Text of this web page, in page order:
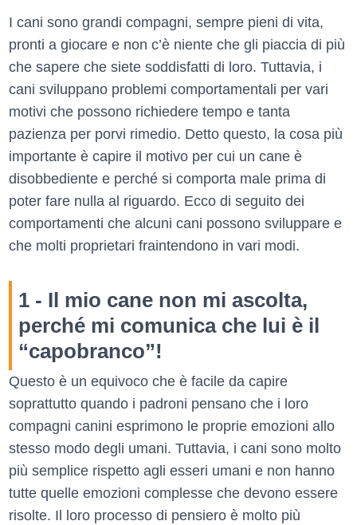
I cani sono grandi compagni, sempre pieni di vita,
pronti a giocare e non c’è niente che gli piaccia di più
che sapere che siete soddisfatti di loro. Tuttavia, i
cani sviluppano problemi comportamentali per vari
motivi che possono richiedere tempo e tanta
pazienza per porvi rimedio. Detto questo, la cosa più
importante è capire il motivo per cui un cane è
disobbediente e perché si comporta male prima di
poter fare nulla al riguardo. Ecco di seguito dei
comportamenti che alcuni cani possono sviluppare e
che molti proprietari fraintendono in vari modi.
1 - Il mio cane non mi ascolta,
perché mi comunica che lui è il
“capobranco”!
Questo è un equivoco che è facile da capire
soprattutto quando i padroni pensano che i loro
compagni canini esprimono le proprie emozioni allo
stesso modo degli umani. Tuttavia, i cani sono molto
più semplice rispetto agli esseri umani e non hanno
tutte quelle emozioni complesse che devono essere
risolte. Il loro processo di pensiero è molto più